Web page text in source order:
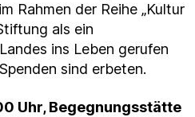
Rahmen der Reihe „Kultur
als ein
ins Leben gerufen
sind erbeten.
Uhr, Begegnungsstätte